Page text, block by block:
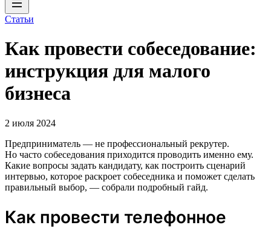
Статьи
Как провести собеседование:
инструкция для малого
бизнеса
2 июля 2024
Предприниматель — не профессиональный рекрутер.
Но часто собеседования приходится проводить именно ему.
Какие вопросы задать кандидату, как построить сценарий
интервью, которое раскроет собеседника и поможет сделать
правильный выбор, — собрали подробный гайд.
Как провести телефонное